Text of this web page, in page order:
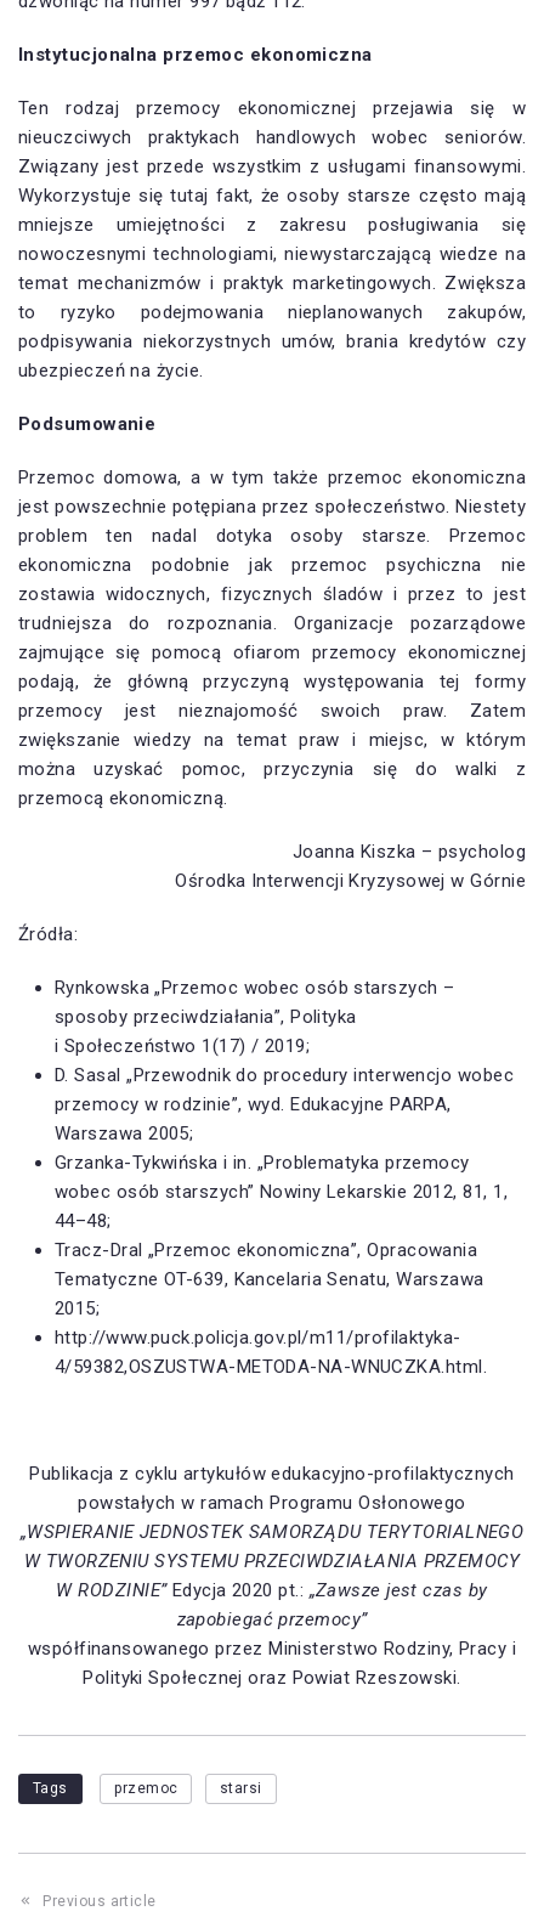
Instytucjonalna przemoc ekonomiczna
Ten rodzaj przemocy ekonomicznej przejawia się w
nieuczciwych praktykach handlowych wobec seniorów.
Związany jest przede wszystkim z usługami finansowymi.
Wykorzystuje się tutaj fakt, że osoby starsze często mają
mniejsze umiejętności z zakresu posługiwania się
nowoczesnymi technologiami, niewystarczającą wiedze na
temat mechanizmów i praktyk marketingowych. Zwiększa
to ryzyko podejmowania nieplanowanych zakupów,
podpisywania niekorzystnych umów, brania kredytów czy
ubezpieczeń na życie.
Podsumowanie
Przemoc domowa, a w tym także przemoc ekonomiczna
jest powszechnie potępiana przez społeczeństwo. Niestety
problem ten nadal dotyka osoby starsze. Przemoc
ekonomiczna podobnie jak przemoc psychiczna nie
zostawia widocznych, fizycznych śladów i przez to jest
trudniejsza do rozpoznania. Organizacje pozarządowe
zajmujące się pomocą ofiarom przemocy ekonomicznej
podają, że główną przyczyną występowania tej formy
przemocy jest nieznajomość swoich praw. Zatem
zwiększanie wiedzy na temat praw i miejsc, w którym
można uzyskać pomoc, przyczynia się do walki z
przemocą ekonomiczną.
Joanna Kiszka – psycholog
Ośrodka Interwencji Kryzysowej w Górnie
Źródła:
Rynkowska „Przemoc wobec osób starszych –
sposoby przeciwdziałania”, Polityka
i Społeczeństwo 1(17) / 2019;
D. Sasal „Przewodnik do procedury interwencjo wobec
przemocy w rodzinie”, wyd. Edukacyjne PARPA,
Warszawa 2005;
Grzanka-Tykwińska i in. „Problematyka przemocy
wobec osób starszych” Nowiny Lekarskie 2012, 81, 1,
44–48;
Tracz-Dral „Przemoc ekonomiczna”, Opracowania
Tematyczne OT-639, Kancelaria Senatu, Warszawa
2015;
http://www.puck.policja.gov.pl/m11/profilaktyka-
4/59382,OSZUSTWA-METODA-NA-WNUCZKA.html.
Publikacja z cyklu artykułów edukacyjno-profilaktycznych
powstałych w ramach Programu Osłonowego
„WSPIERANIE JEDNOSTEK SAMORZĄDU TERYTORIALNEGO
W TWORZENIU SYSTEMU PRZECIWDZIAŁANIA PRZEMOCY
W RODZINIE” Edycja 2020 pt.: „Zawsze jest czas by
zapobiegać przemocy”
współfinansowanego przez Ministerstwo Rodziny, Pracy i
Polityki Społecznej oraz Powiat Rzeszowski.
Tags przemoc starsi
Previous article